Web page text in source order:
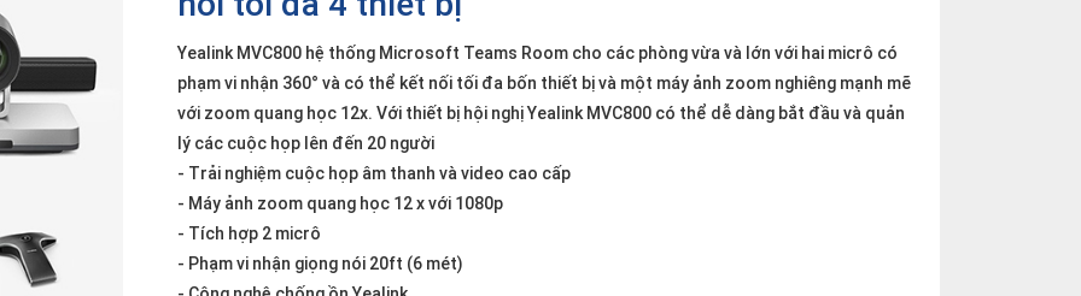
Yealink MVC800 hệ thống Microsoft Teams Room cho các phòng vừa và lớn với hai micrô có
phạm vi nhận 360° và có thể kết nối tối đa bốn thiết bị và một máy ảnh zoom nghiêng mạnh mẽ
với zoom quang học 12x. Với thiết bị hội nghị Yealink MVC800 có thể dễ dàng bắt đầu và quản
lý các cuộc họp lên đến 20 người
- Trải nghiệm cuộc họp âm thanh và video cao cấp
- Máy ảnh zoom quang học 12 x với 1080p
- Tích hợp 2 micrô
- Phạm vi nhận giọng nói 20ft (6 mét)